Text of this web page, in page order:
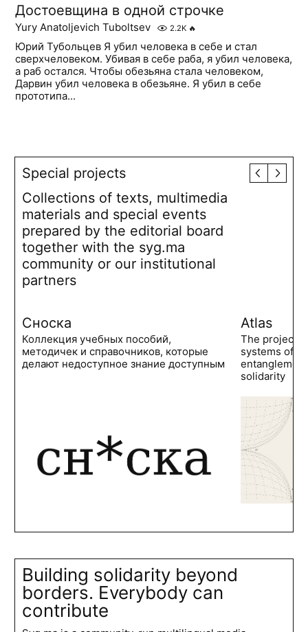
Достоевщина в одной строчке
Yury Anatoljevich Tuboltsev 2.2K 🔥
Юрий Тубольцев Я убил человека в себе и стал
сверхчеловеком. Убивая в себе раба, я убил человека,
а раб остался. Чтобы обезьяна стала человеком,
Дарвин убил человека в обезьяне. Я убил в себе
прототипа...
Special projects
Collections of texts, multimedia
materials and special events
prepared by the editorial board
together with the syg.ma
community or our institutional
partners
Сноска
Коллекция учебных пособий,
методичек и справочников, которые
делают недоступное знание доступным
Atlas
The project
systems of
solidarity
Building solidarity beyond
borders. Everybody can
contribute